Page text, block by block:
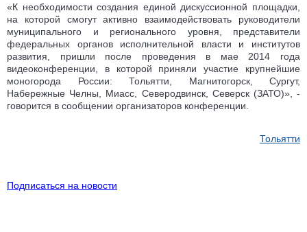
«К необходимости создания единой дискуссионной площадки,
на которой смогут активно взаимодействовать руководители
муниципального и регионального уровня, представители
федеральных органов исполнительной власти и институтов
развития, пришли после проведения в мае 2014 года
видеоконференции, в которой приняли участие крупнейшие
моногорода России: Тольятти, Магнитогорск, Сургут,
Набережные Челны, Миасс, Северодвинск, Северск (ЗАТО)», -
говорится в сообщении организаторов конференции.
Тольятти
Подписаться на новости